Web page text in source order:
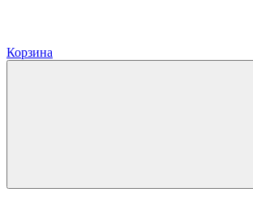
Корзина